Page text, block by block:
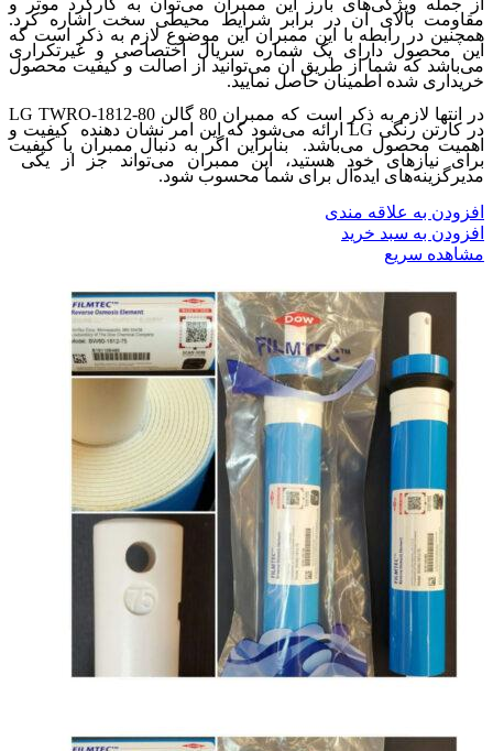
از جمله ویژگی‌های بارز این ممبران می‌توان به کارکرد موثر و
مقاومت بالای آن در برابر شرایط محیطی سخت اشاره کرد.
همچنین در رابطه با این ممبران این موضوع لازم به ذکر است که
این محصول دارای یک شماره سریال اختصاصی و غیرتکراری
می‌باشد که شما از طریق آن می‌توانید از اصالت و کیفیت محصول
خریداری شده اطمینان حاصل نمایید.
در انتها لازم به ذکر است که ممبران 80 گالن LG TWRO-1812-80
در کارتن رنگی LG ارائه می‌شود که این امر نشان دهنده کیفیت و
اهمیت محصول می‌باشد. بنابراین اگر به دنبال ممبران با کیفیت
برای نیازهای خود هستید، این ممبران می‌تواند جز از یکی
مدیرگزینه‌های ایده‌آل برای شما محسوب شود.
افزودن به علاقه مندی
افزودن به سبد خرید
مشاهده سریع